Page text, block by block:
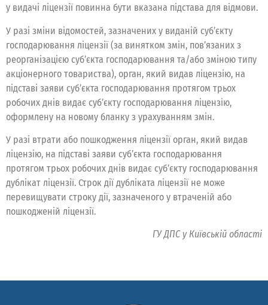
у видачі ліцензії повинна бути вказана підстава для відмови.
У разі зміни відомостей, зазначених у виданій суб’єкту
господарювання ліцензії (за винятком змін, пов’язаних з
реорганізацією суб’єкта господарювання та/або зміною типу
акціонерного товариства), орган, який видав ліцензію, на
підставі заяви суб’єкта господарювання протягом трьох
робочих днів видає суб’єкту господарювання ліцензію,
оформлену на новому бланку з урахуванням змін.
У разі втрати або пошкодження ліцензії орган, який видав
ліцензію, на підставі заяви суб’єкта господарювання
протягом трьох робочих днів видає суб’єкту господарювання
дублікат ліцензії. Строк дії дубліката ліцензії не може
перевищувати строку дії, зазначеного у втраченій або
пошкодженій ліцензії.
ГУ ДПС у Київській області